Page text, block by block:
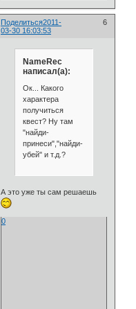
Поделиться 6
2011-
03-30 16:03:53
NameRec
написал(а):
Ок... Какого
характера
получиться
квест? Ну там
"найди-
принеси","найди-
убей" и т.д.?
А это уже ты сам решаешь
0